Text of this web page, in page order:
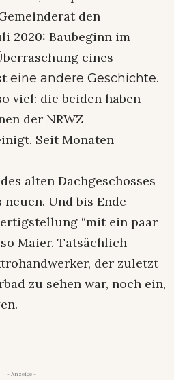
den
2020: Baubeginn im
eines
eine andere Geschichte.
viel: die beiden haben
der NRWZ
Seit Monaten
alten Dachgeschosses
Und bis Ende
“mit ein paar
Maier. Tatsächlich
der zuletzt
zu sehen war, noch ein,
- Anzeige -